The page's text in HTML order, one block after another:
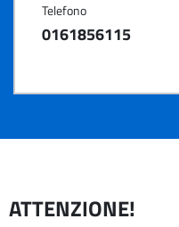
Telefono
0161856115
ATTENZIONE!